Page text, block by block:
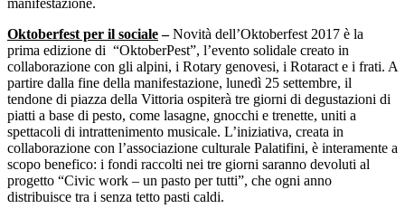
Oktoberfest per il sociale–Novità dell’Oktoberfest 2017 è la
prima edizione di “OktoberPest”, l’evento solidale creato in
collaborazione con gli alpini, i Rotary genovesi, i Rotaract e i frati. A
partire dalla fine della manifestazione, lunedì 25 settembre, il
tendone di piazza della Vittoria ospiterà tre giorni di degustazioni di
piatti a base di pesto, come lasagne, gnocchi e trenette, uniti a
spettacoli di intrattenimento musicale. L’iniziativa, creata in
collaborazione con l’associazione culturale Palatifini, è interamente a
scopo benefico: i fondi raccolti nei tre giorni saranno devoluti al
progetto “Civic work – un pasto per tutti”, che ogni anno
distribuisce tra i senza tetto pasti caldi.